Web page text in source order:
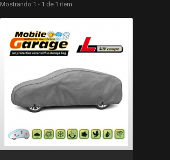
Mostrando 1 - 1 de 1 item